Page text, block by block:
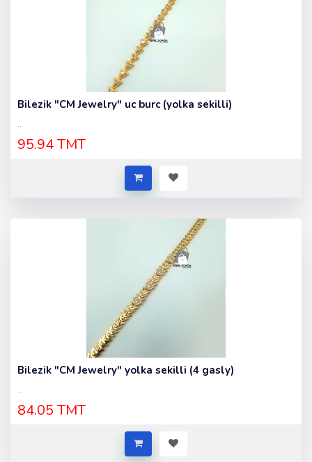
Bilezik "CM Jewelry" uc burc (yolka sekilli)
..
95.94 TMT
Bilezik "CM Jewelry" yolka sekilli (4 gasly)
..
84.05 TMT